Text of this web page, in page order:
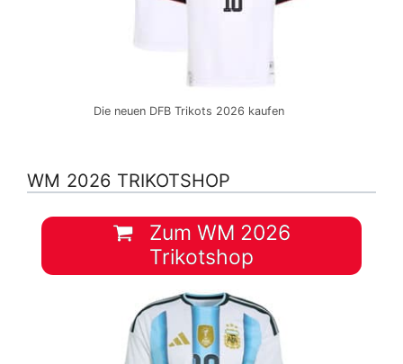
Die neuen DFB Trikots 2026 kaufen
WM 2026 TRIKOTSHOP
Zum WM 2026
Trikotshop